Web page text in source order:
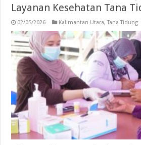
Layanan Kesehatan Tana
02/05/2026 Kalimantan Utara,Tana Tidung